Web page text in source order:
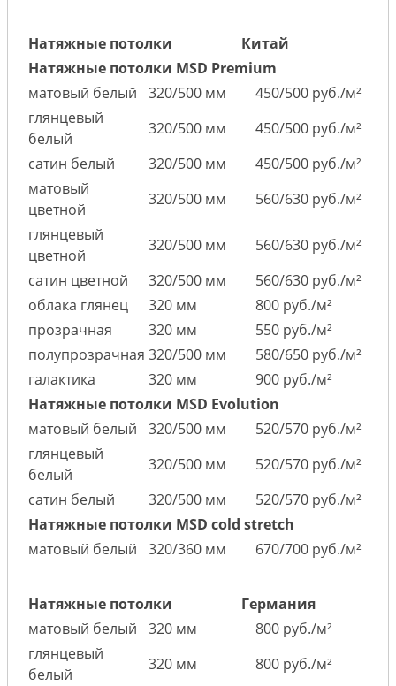
Натяжные потолки
Китай
Натяжные потолки MSD Premium
матовый белый
320/500 мм
450/500 руб./м²
глянцевый
белый
320/500 мм
450/500 руб./м²
сатин белый
320/500 мм
450/500 руб./м²
матовый
цветной
320/500 мм
560/630 руб./м²
глянцевый
цветной
320/500 мм
560/630 руб./м²
сатин цветной
320/500 мм
560/630 руб./м²
облака глянец
320 мм
800 руб./м²
прозрачная
320 мм
550 руб./м²
полупрозрачная 320/500 мм
580/650 руб./м²
галактика
320 мм
900 руб./м²
Натяжные потолки MSD Evolution
матовый белый
320/500 мм
520/570 руб./м²
глянцевый
белый
320/500 мм
520/570 руб./м²
сатин белый
320/500 мм
520/570 руб./м²
Натяжные потолки MSD cold stretch
матовый белый
320/360 мм 670/700 руб./м²
Натяжные потолки
Германия
матовый белый
320 мм
800 руб./м²
глянцевый
белый
320 мм
800 руб./м²